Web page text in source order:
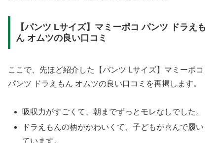
【パンツ Lサイズ】マミーポコ パンツ ドラえも
ん オムツの良い口コミ
ここで、先ほど紹介した【パンツ Lサイズ】マミーポコ
パンツ ドラえもん オムツの良い口コミを再掲します。
吸収力がすごくて、朝までずっとモレなしでした。
ドラえもんの柄がかわいくて、子どもが喜んで履い
ています。